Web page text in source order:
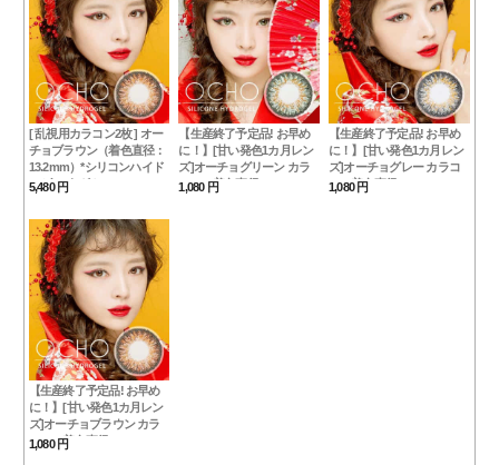
[ 乱視用カラコン2枚 ] オー
チョブラウン（着色直径：
13.2mm）*シリコンハイド
ロゲル*あざカワ！♥ocho
5,480 円
【生産終了予定品! お早め
に！】[甘い発色1カ月レン
ズ]オーチョグリーン カラ
コン（着色直径：
1,080 円
【生産終了予定品! お早め
に！】[甘い発色1カ月レン
ズ]オーチョグレー カラコ
ン（着色直径：13.2mm）*
1,080 円
【生産終了予定品! お早め
に！】[甘い発色1カ月レン
ズ]オーチョブラウン カラ
コン（着色直径：
1,080 円